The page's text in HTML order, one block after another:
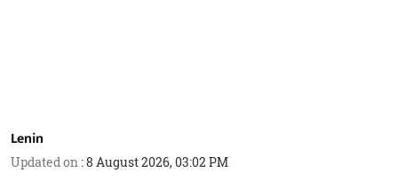
Lenin
Updated on :8 August 2026, 03:02 PM